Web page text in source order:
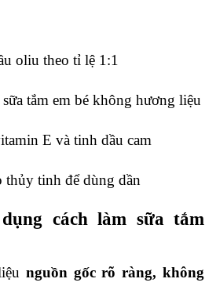
oliu theo tỉ lệ 1:1
tắm em bé không hương liệu
E và tinh dầu cam
thủy tinh để dùng dần
cách làm sữa tắm
nguồn gốc rõ ràng, không